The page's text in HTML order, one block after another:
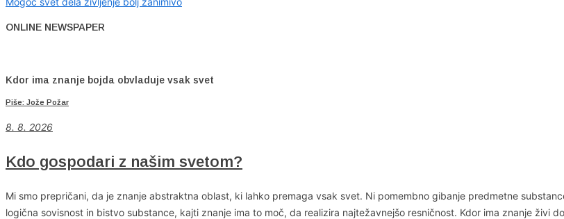
ONLINE NEWSPAPER
Kdor ima znanje bojda obvladuje vsak svet
Piše: Jože Požar
8. 8. 2026
Kdo gospodari z našim svetom?
Mi smo prepričani, da je znanje abstraktna oblast, ki lahko premaga vsak svet. Ni pomembno gibanje predmetne
logična sovisnost in bistvo substance, kajti znanje ima to moč, da realizira najtežavnejšo resničnost. Kdor ima znanje živi